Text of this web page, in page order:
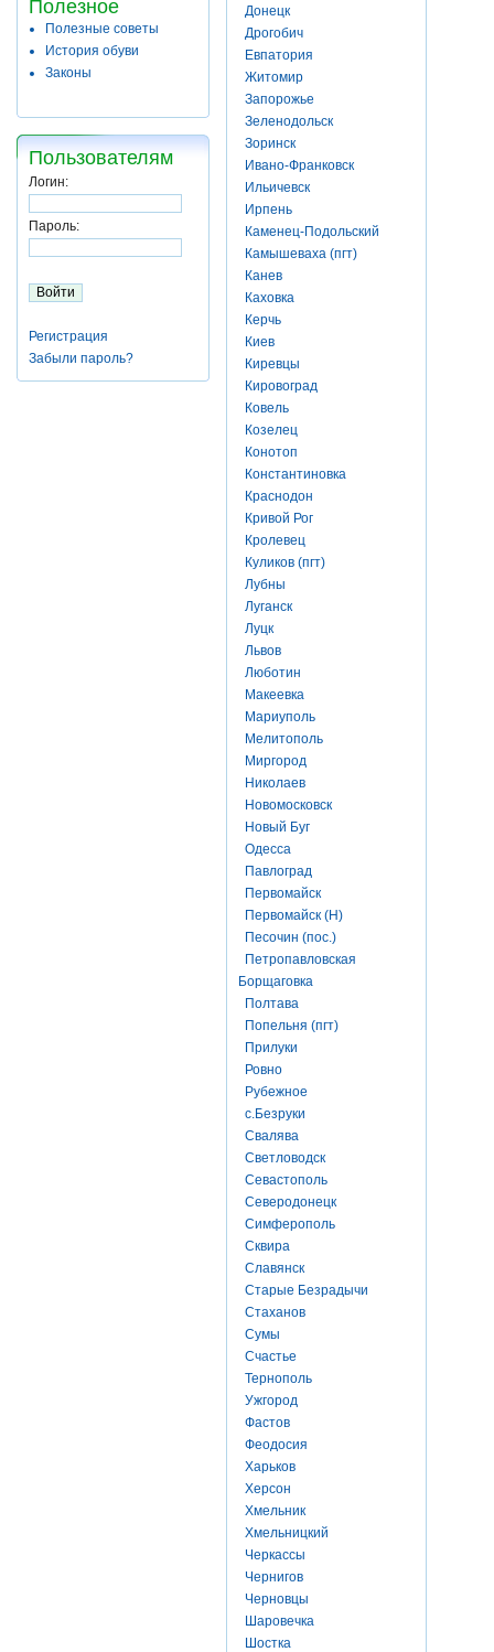
Полезное
Полезные советы
История обуви
Законы
Пользователям
Логин:
Пароль:
Регистрация
Забыли пароль?
Донецк
Дрогобич
Евпатория
Житомир
Запорожье
Зеленодольск
Зоринск
Ивано-Франковск
Ильичевск
Ирпень
Каменец-Подольский
Камышеваха (пгт)
Канев
Каховка
Керчь
Киев
Киревцы
Кировоград
Ковель
Козелец
Конотоп
Константиновка
Краснодон
Кривой Рог
Кролевец
Куликов (пгт)
Лубны
Луганск
Луцк
Львов
Люботин
Макеевка
Мариуполь
Мелитополь
Миргород
Николаев
Новомосковск
Новый Буг
Одесса
Павлоград
Первомайск
Первомайск (Н)
Песочин (пос.)
Петропавловская
Борщаговка
Полтава
Попельня (пгт)
Прилуки
Ровно
Рубежное
с.Безруки
Свалява
Светловодск
Севастополь
Северодонецк
Симферополь
Сквира
Славянск
Старые Безрадычи
Стаханов
Сумы
Счастье
Тернополь
Ужгород
Фастов
Феодосия
Харьков
Херсон
Хмельник
Хмельницкий
Черкассы
Чернигов
Черновцы
Шаровечка
Шостка